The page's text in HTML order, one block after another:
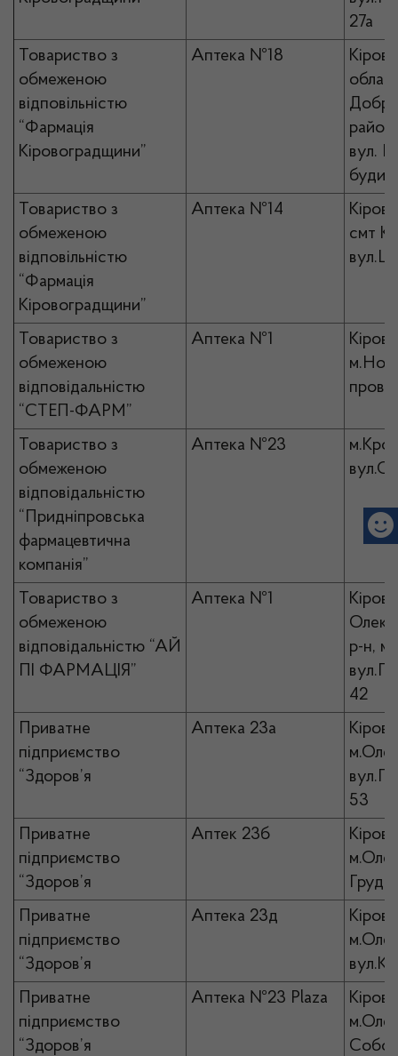
27а
Товариство з
обмеженою
відповільністю
“Фармація
Кіровоградщини”
Аптека №18
район
вул.
Товариство з
обмеженою
відповільністю
“Фармація
Кіровоградщини”
Аптека №14
смт
Товариство з
обмеженою
відповідальністю
“СТЕП-ФАРМ”
Аптека №1
Товариство з
обмеженою
відповідальністю
“Придніпровська
фармацевтична
компанія”
Аптека №23
Товариство з
обмеженою
відповідальністю “АЙ
ПІ ФАРМАЦІЯ”
Аптека №1
р-н,
42
Приватне
підприємство
“Здоров’я
Аптека 23а
53
Приватне
підприємство
“Здоров’я
Аптек 23б
Приватне
підприємство
“Здоров’я
Аптека 23д
Приватне
підприємство
“Здоров’я
Аптека №23 Plaza